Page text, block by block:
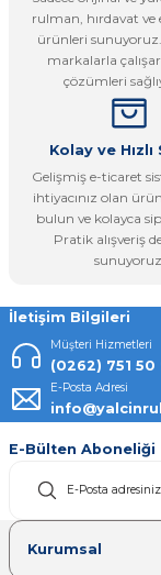
Ürün
Ürün fiyatı diğer
Bu ürüne
rulman, hırdavat ve
ürünleri
markalarla
çözümleri
Kolay ve Hızlı
Gelişmiş e-ticaret
ihtiyacınız olan
bulun ve kolayca
Pratik alışveriş
İletişim Bilgileri
Müşteri Hizmetleri
(0262) 751 50
E-Posta Adresi
E-Bülten Aboneliği
Kurumsal